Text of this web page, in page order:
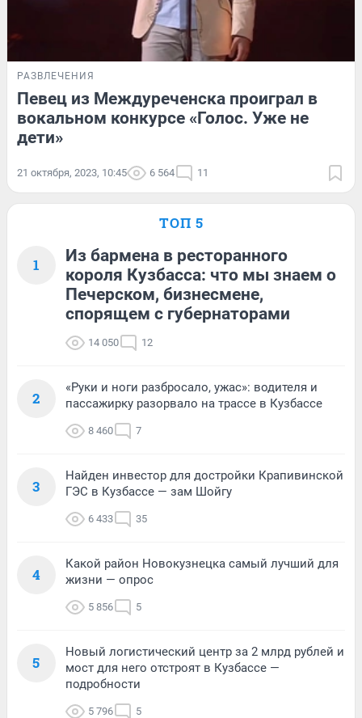
РАЗВЛЕЧЕНИЯ
Певец из Междуреченска проиграл в
вокальном конкурсе «Голос. Уже не
дети»
21 октября, 2023, 10:45 6 564 11
ТОП 5
1
Из бармена в ресторанного
короля Кузбасса: что мы знаем о
Печерском, бизнесмене,
спорящем с губернаторами
14 050 12
2
«Руки и ноги разбросало, ужас»: водителя и
пассажирку разорвало на трассе в Кузбассе
8 460 7
3
Найден инвестор для достройки Крапивинской
ГЭС в Кузбассе — зам Шойгу
6 433 35
4
Какой район Новокузнецка самый лучший для
жизни — опрос
5 856 5
5
Новый логистический центр за 2 млрд рублей и
мост для него отстроят в Кузбассе —
подробности
5 796 5